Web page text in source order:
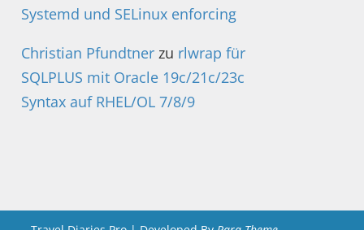
Systemd und SELinux enforcing
Christian Pfundtner zu rlwrap für
SQLPLUS mit Oracle 19c/21c/23c
Syntax auf RHEL/OL 7/8/9